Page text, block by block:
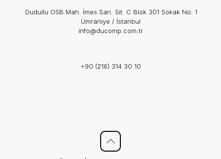
Dudullu OSB Mah. İmes San. Sit. C Blok 301 Sokak No: 1
Ümraniye / İstanbul
info@ducomp.com.tr
+90 (216) 314 30 10​